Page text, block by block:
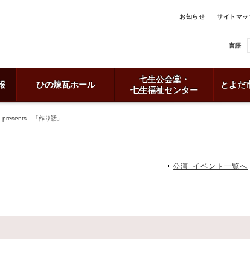
お知らせ サイトマッ
言語
ひの煉瓦ホール
七生公会堂・
七生福祉センター
とよだ
「作り話」
公演･イベント一覧へ